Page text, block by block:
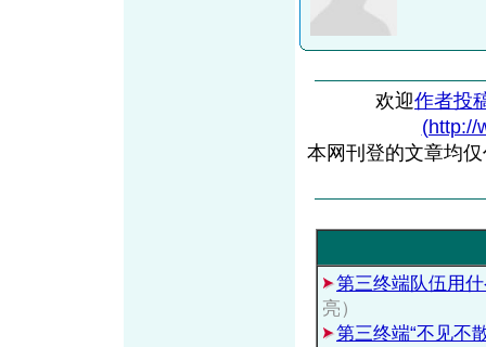
欢迎作者投
(http://
本网刊登的文章均
第三终端队伍用
亮）
第三终端“不见不